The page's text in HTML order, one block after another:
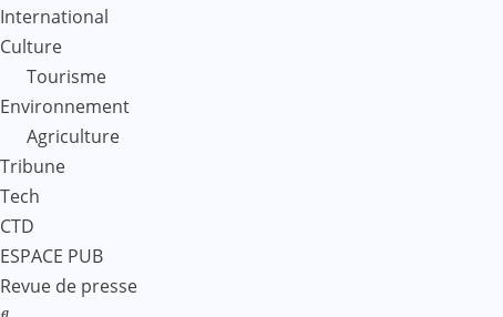
International
Culture
Tourisme
Environnement
Agriculture
Tribune
Tech
CTD
ESPACE PUB
Revue de presse